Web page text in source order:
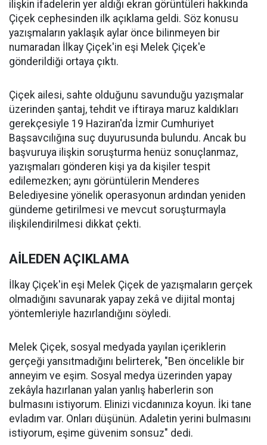
ilişkin ifadelerin yer aldığı ekran görüntüleri hakkında
Çiçek cephesinden ilk açıklama geldi. Söz konusu
yazışmaların yaklaşık aylar önce bilinmeyen bir
numaradan İlkay Çiçek'in eşi Melek Çiçek'e
gönderildiği ortaya çıktı.
Çiçek ailesi, sahte olduğunu savunduğu yazışmalar
üzerinden şantaj, tehdit ve iftiraya maruz kaldıkları
gerekçesiyle 19 Haziran'da İzmir Cumhuriyet
Başsavcılığına suç duyurusunda bulundu. Ancak bu
başvuruya ilişkin soruşturma henüz sonuçlanmaz,
yazışmaları gönderen kişi ya da kişiler tespit
edilemezken; aynı görüntülerin Menderes
Belediyesine yönelik operasyonun ardından yeniden
gündeme getirilmesi ve mevcut soruşturmayla
ilişkilendirilmesi dikkat çekti.
AİLEDEN AÇIKLAMA
İlkay Çiçek'in eşi Melek Çiçek de yazışmaların gerçek
olmadığını savunarak yapay zekâ ve dijital montaj
yöntemleriyle hazırlandığını söyledi.
Melek Çiçek, sosyal medyada yayılan içeriklerin
gerçeği yansıtmadığını belirterek, "Ben öncelikle bir
anneyim ve eşim. Sosyal medya üzerinden yapay
zekâyla hazırlanan yalan yanlış haberlerin son
bulmasını istiyorum. Elinizi vicdanınıza koyun. İki tane
evladım var. Onları düşünün. Adaletin yerini bulmasını
istiyorum, eşime güvenim sonsuz" dedi.